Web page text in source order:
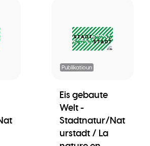
Publikatioun
Eis gebaute
Welt -
Stadtnatur/Nat
urstadt / La